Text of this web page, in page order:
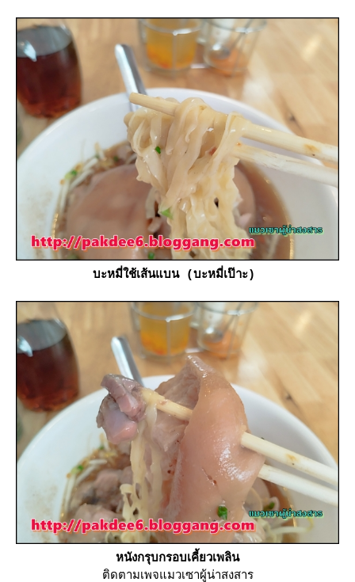
บะหมี่ใช้เส้นแบน (บะหมี่เป๊าะ)
หนังกรุบกรอบเคี้ยวเพลิน
ติดตามเพจแมวเซาผู้น่าสงสาร